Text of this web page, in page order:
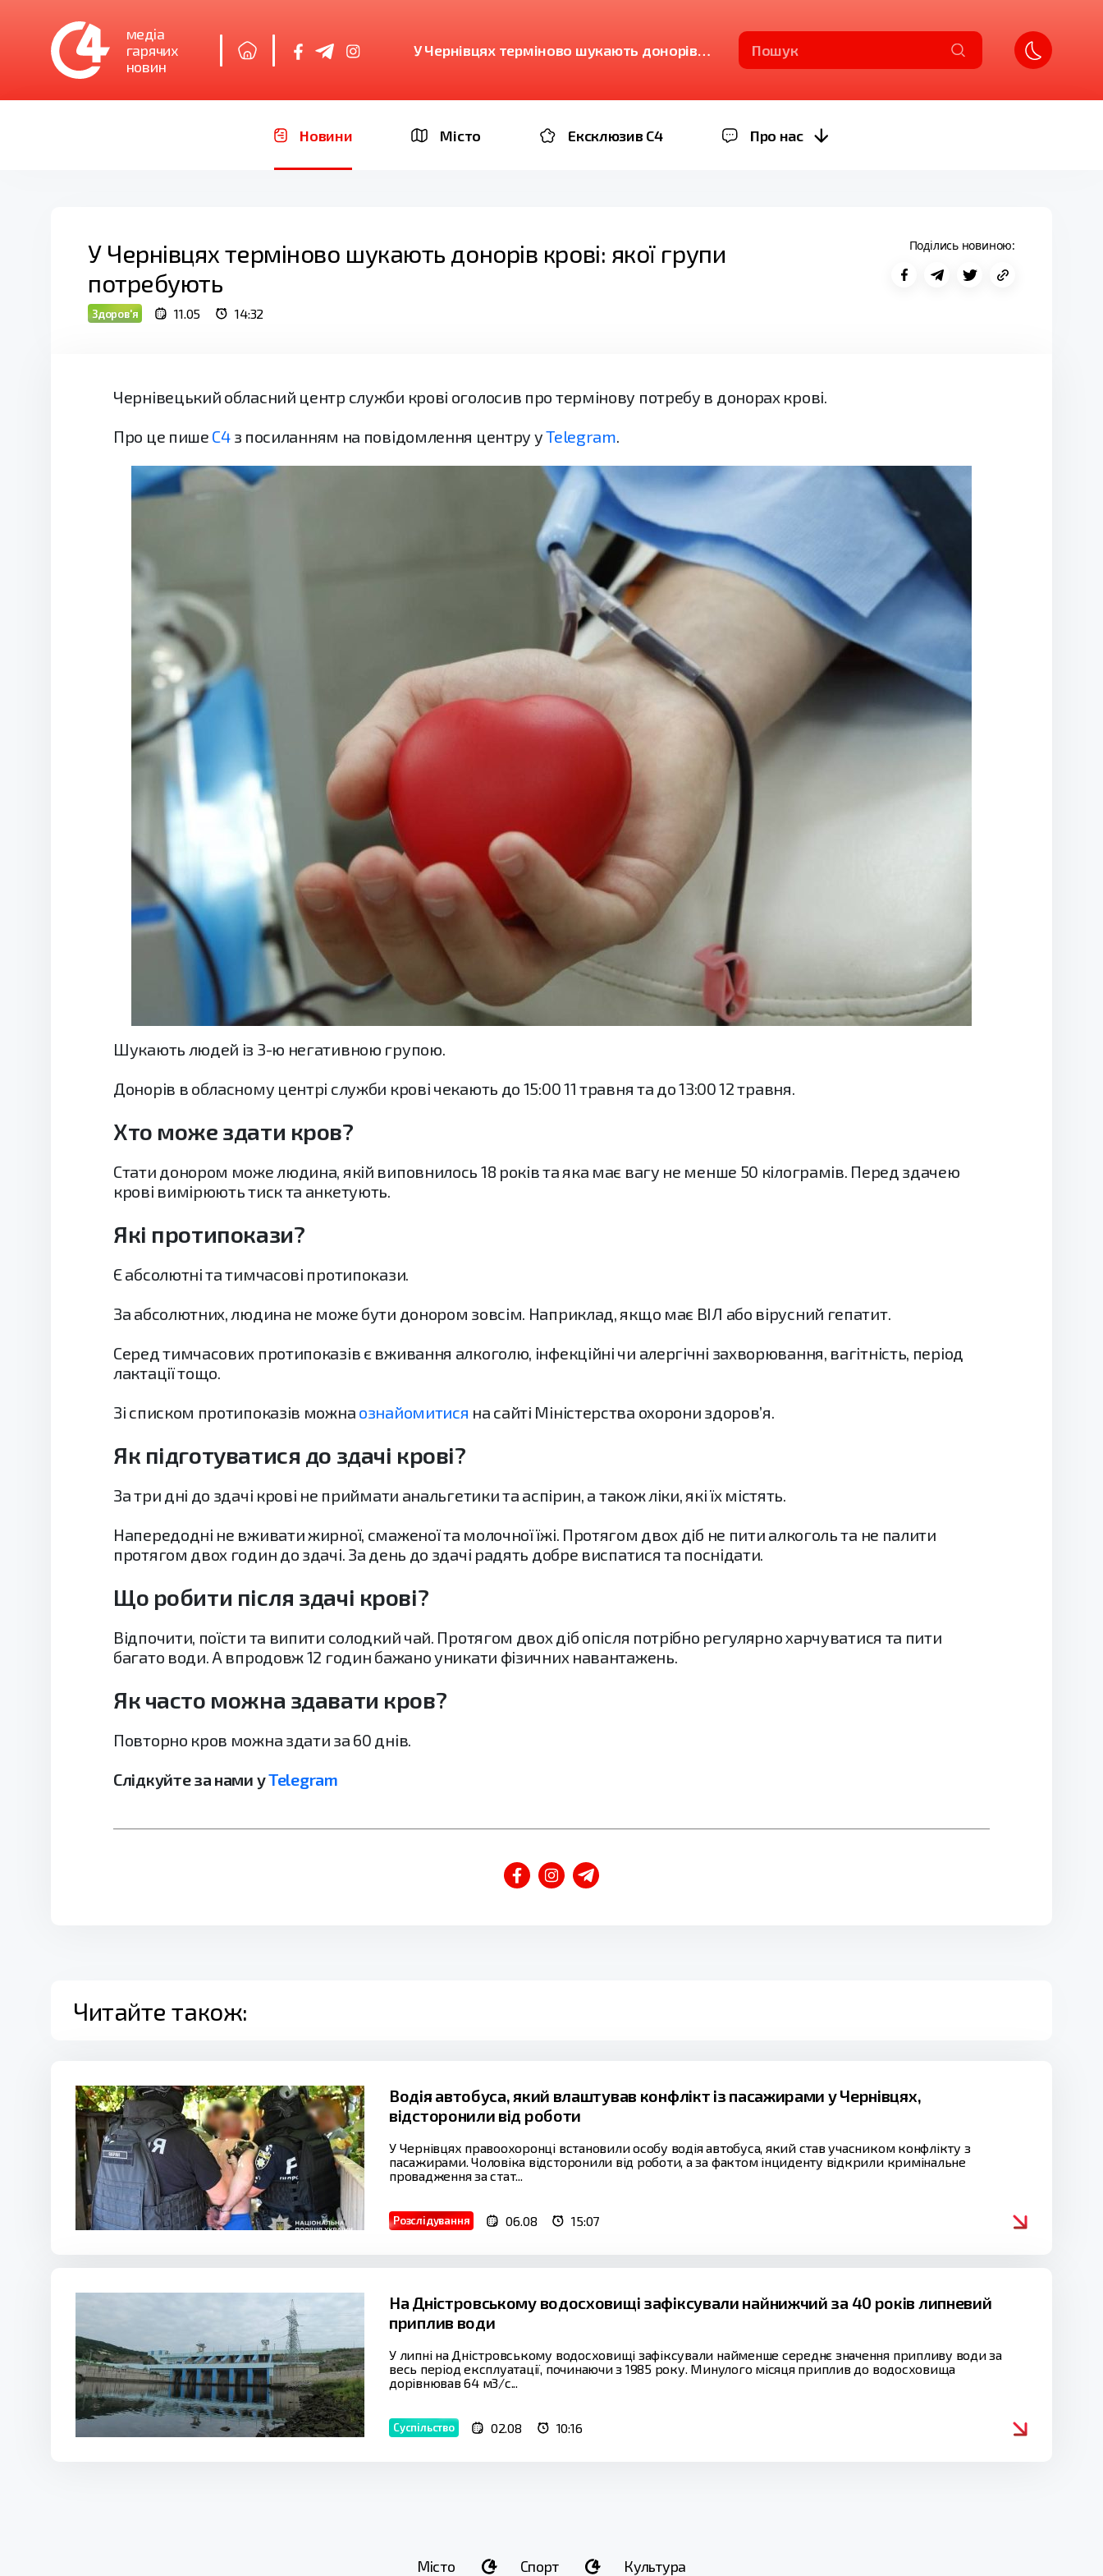
медіа
гарячих
новин
У Чернівцях терміново шукають донорів
Пошук
Новини Місто Ексклюзив C4 Про нас
У Чернівцях терміново шукають донорів крові: якої групи
потребують
Здоров'я 11.05 14:32
Поділись новиною:
Чернівецький обласний центр служби крові оголосив про термінову потребу в донорах крові.
Про це пише С4з посиланням на повідомлення центру уTelegram.
Шукають людей із 3-ю негативною групою.
Донорів в обласному центрі служби крові чекають до 15:00 11 травня та до 13:00 12 травня.
Хто може здати кров?
Стати донором може людина, якій виповнилось 18 років та яка має вагу не менше 50 кілограмів. Перед здачею
крові вимірюють тиск та анкетують.
Які протипокази?
Є абсолютні та тимчасові протипокази.
За абсолютних, людина не може бути донором зовсім. Наприклад, якщо має ВІЛ або вірусний гепатит.
Серед тимчасових протипоказів є вживання алкоголю, інфекційні чи алергічні захворювання, вагітність, період
лактації тощо.
Зі списком протипоказів можна ознайомитися на сайті Міністерства охорони здоров’я.
Як підготуватися до здачі крові?
За три дні до здачі крові не приймати анальгетики та аспірин, а також ліки, які їх містять.
Напередодні не вживати жирної, смаженої та молочної їжі. Протягом двох діб не пити алкоголь та не палити
протягом двох годин до здачі. За день до здачі радять добре виспатися та поснідати.
Що робити після здачі крові?
Відпочити, поїсти та випити солодкий чай. Протягом двох діб опісля потрібно регулярно харчуватися та пити
багато води. А впродовж 12 годин бажано уникати фізичних навантажень.
Як часто можна здавати кров?
Повторно кров можна здати за 60 днів.
Слідкуйте за нами уTelegram
Читайте також:
Водія автобуса, який влаштував конфлікт із пасажирами у Чернівцях,
відсторонили від роботи
У Чернівцях правоохоронці встановили особу водія автобуса, який став учасником конфлікту з
пасажирами. Чоловіка відсторонили від роботи, а за фактом інциденту відкрили кримінальне
провадження за стат...
Розслідування 06.08 15:07
На Дністровському водосховищі зафіксували найнижчий за 40 років липневий
приплив води
У липні на Дністровському водосховищі зафіксували найменше середнє значення припливу води за
весь період експлуатації, починаючи з 1985 року. Минулого місяця приплив до водосховища
дорівнював 64 м3/с...
Суспільство 02.08 10:16
Місто Спорт Культура